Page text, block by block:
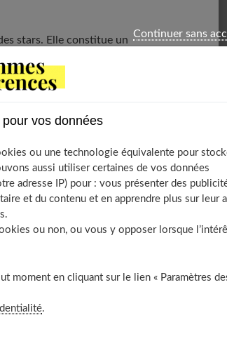
stars. Elle constitue un
de la poitrine, de seins
cette intervention nécessite
des seins
vos données
ou une technologie équivalente pour
aussi utiliser certaines de vos données
adresse IP) pour : vous présenter des
et du contenu et en apprendre plus sur leur
ou non, ou vous y opposer lorsque
moment en cliquant sur le lien « Paramètres
.
Continuer sans